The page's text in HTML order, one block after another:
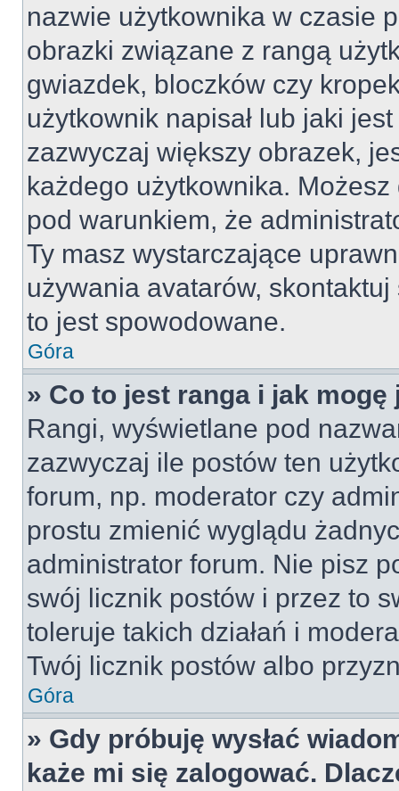
nazwie użytkownika w czasie
obrazki związane z rangą
gwiazdek, bloczków czy
użytkownik napisał lub jaki
zazwyczaj większy obrazek,
każdego użytkownika.
pod warunkiem, że
Ty masz wystarczające
używania avatarów,
to jest spowodowane.
Góra
» Co to jest ranga i jak mogę
Rangi, wyświetlane pod
zazwyczaj ile postów ten
forum, np. moderator czy
prostu zmienić wyglądu
administrator forum. Nie pisz
swój licznik postów i przez to
toleruje takich działań i
Twój licznik postów albo
Góra
» Gdy próbuję wysłać
każe mi się zalogować.